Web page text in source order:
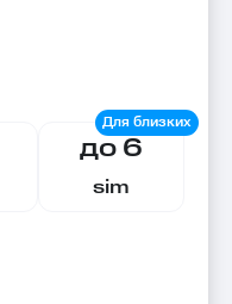
до 6
sim